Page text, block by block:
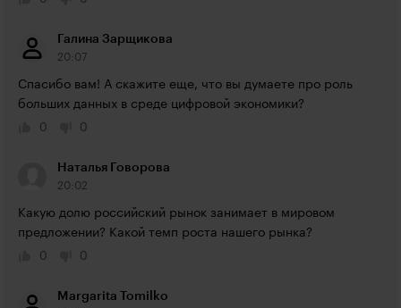
Галина Зарщикова
20:07
Спасибо вам! А скажите еще, что вы думаете про роль
больших данных в среде цифровой экономики?
0
0
Наталья Говорова
20:02
Какую долю российский рынок занимает в мировом
предложении? Какой темп роста нашего рынка?
0
0
Margarita Tomilko